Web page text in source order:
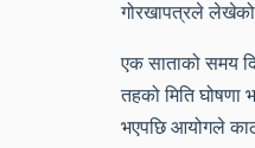
गोरखापत्रले
एक साताको समय
तहको मिति
भएपछि आयोगले